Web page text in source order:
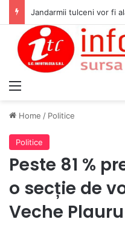
Home / Politice
Politice
Peste 81 %
o secție de
Veche Plauru